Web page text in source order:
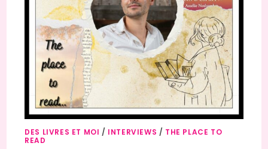
DES LIVRES ET MOI / INTERVIEWS / THE PLACE TO
READ